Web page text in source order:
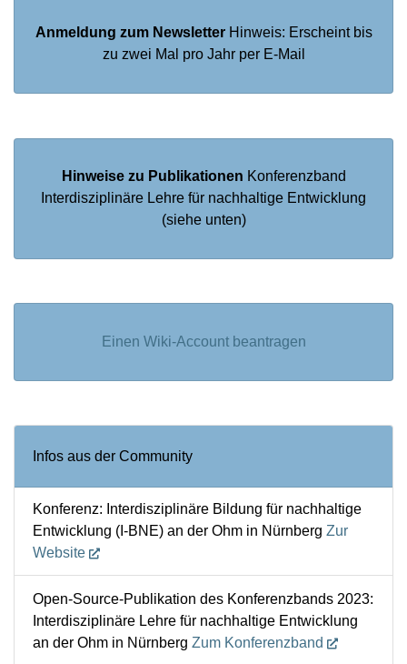
Anmeldung zum NewsletterHinweis: Erscheint bis
zu zwei Mal pro Jahr per E-Mail
Hinweise zu Publikationen Konferenzband
Interdisziplinäre Lehre für nachhaltige Entwicklung
(siehe unten)
Einen Wiki-Account beantragen
Infos aus der Community
Konferenz: Interdisziplinäre Bildung für nachhaltige
Entwicklung (I-BNE) an der Ohm in Nürnberg Zur
Website
Open-Source-Publikation des Konferenzbands 2023:
Interdisziplinäre Lehre für nachhaltige Entwicklung
an der Ohm in Nürnberg Zum Konferenzband